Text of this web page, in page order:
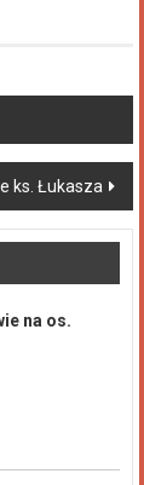
ks. Łukasza
na os.